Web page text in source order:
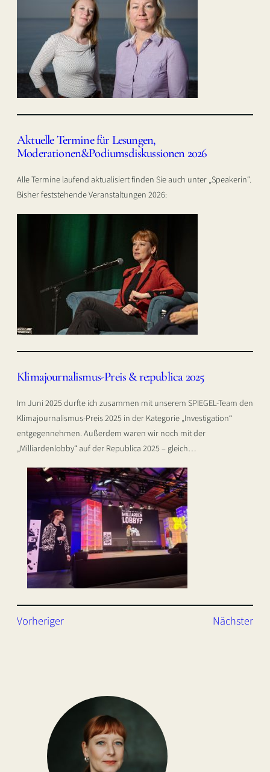
Aktuelle Termine für Lesungen,
Moderationen&Podiumsdiskussionen 2026
Alle Termine laufend aktualisiert finden Sie auch unter „Speakerin“.
Bisher feststehende Veranstaltungen 2026:
Klimajournalismus-Preis & re:publica 2025
Im Juni 2025 durfte ich zusammen mit unserem SPIEGEL-Team den
Klimajournalismus-Preis 2025 in der Kategorie „Investigation“
entgegennehmen. Außerdem waren wir noch mit der
„Milliardenlobby“ auf der Republica 2025 – gleich…
Vorheriger Nächster